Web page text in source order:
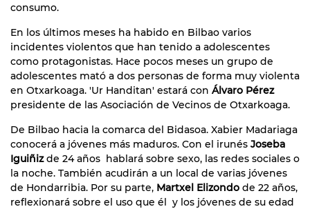
consumo.
En los últimos meses ha habido en Bilbao varios
incidentes violentos que han tenido a adolescentes
como protagonistas. Hace pocos meses un grupo de
adolescentes mató a dos personas de forma muy violenta
en Otxarkoaga. 'Ur Handitan' estará con Álvaro Pérez
presidente de las Asociación de Vecinos de Otxarkoaga.
De Bilbao hacia la comarca del Bidasoa. Xabier Madariaga
conocerá a jóvenes más maduros. Con el irunés Joseba
Iguiñizde 24 años hablará sobre sexo, las redes sociales o
la noche. También acudirán a un local de varias jóvenes
de Hondarribia. Por su parte, Martxel Elizondo de 22 años,
reflexionará sobre el uso que él y los jóvenes de su edad